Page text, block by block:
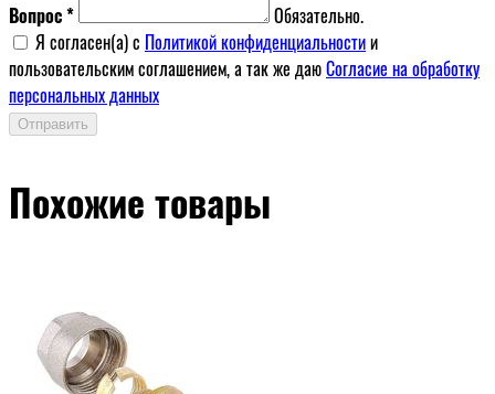
Вопрос *
Обязательно.
Я согласен(a) с Политикой конфиденциальностии
пользовательским соглашением, а так же даюСогласие на обработку
персональных данных
Отправить
Похожие товары